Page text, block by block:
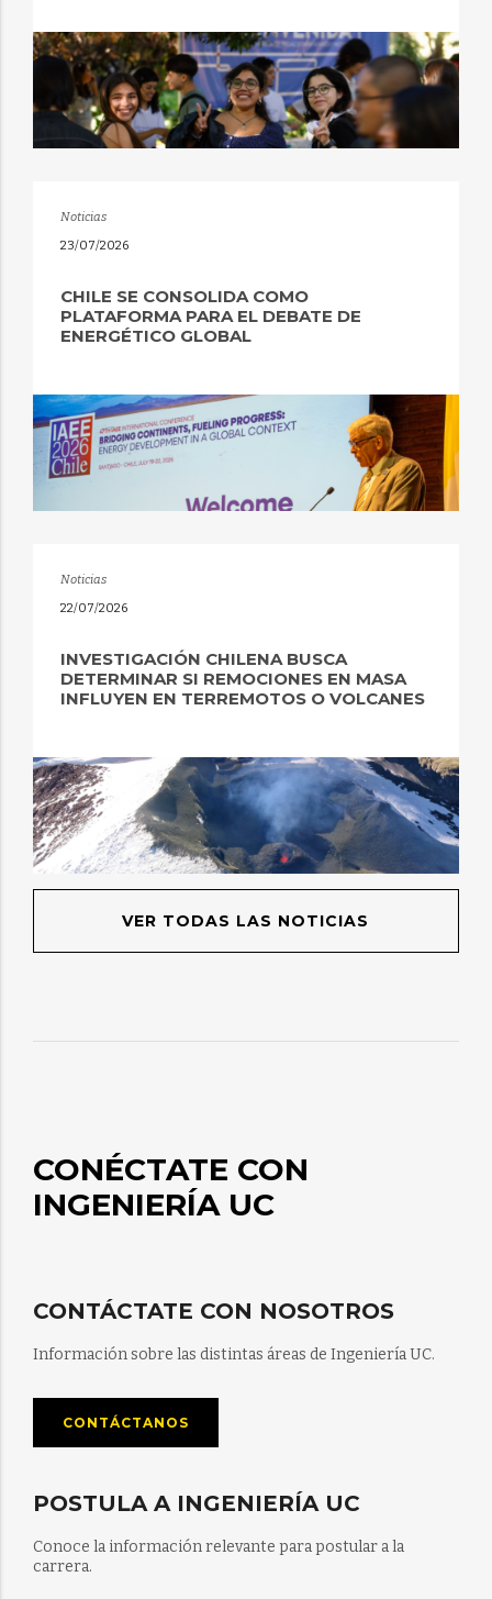
Noticias
23/07/2026
CHILE SE CONSOLIDA COMO
PLATAFORMA PARA EL DEBATE DE
ENERGÉTICO GLOBAL
Noticias
22/07/2026
INVESTIGACIÓN CHILENA BUSCA
DETERMINAR SI REMOCIONES EN MASA
INFLUYEN EN TERREMOTOS O VOLCANES
VER TODAS LAS NOTICIAS
CONÉCTATE CON
INGENIERÍA UC
CONTÁCTATE CON NOSOTROS
Información sobre las distintas áreas de Ingeniería UC.
CONTÁCTANOS
POSTULA A INGENIERÍA UC
Conoce la información relevante para postular a la
carrera.